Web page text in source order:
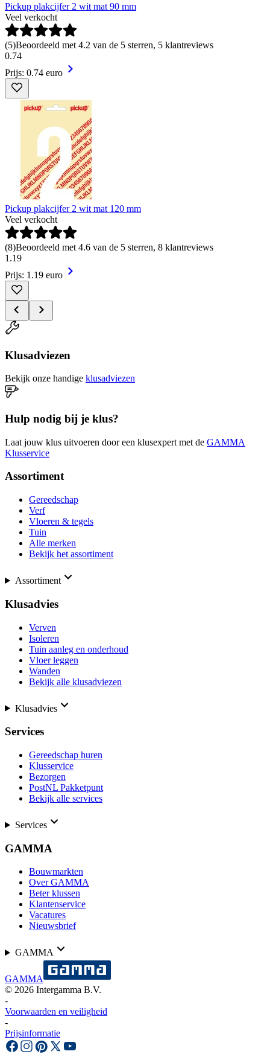
Pickup plakcijfer 2 wit mat 90 mm
Veel verkocht
(5)Beoordeeld met 4.2 van de 5 sterren, 5 klantreviews
0.74
Prijs: 0.74 euro
Pickup plakcijfer 2 wit mat 120 mm
Veel verkocht
(8)Beoordeeld met 4.6 van de 5 sterren, 8 klantreviews
1 .19
Prijs: 1.19 euro
Klusadviezen
Bekijk onze handige klusadviezen
Hulp nodig bij je klus?
Laat jouw klus uitvoeren door een klusexpert met de GAMMA
Klusservice
Assortiment
Gereedschap
Verf
Vloeren & tegels
Tuin
Alle merken
Bekijk het assortiment
Assortiment
Klusadvies
Verven
Isoleren
Tuin aanleg en onderhoud
Vloer leggen
Wanden
Bekijk alle klusadviezen
Klusadvies
Services
Gereedschap huren
Klusservice
Bezorgen
PostNL Pakketpunt
Bekijk alle services
Services
GAMMA
Bouwmarkten
Over GAMMA
Beter klussen
Klantenservice
Vacatures
Nieuwsbrief
GAMMA
GAMMA
© 2026 Intergamma B.V.
-
Voorwaarden en veiligheid
-
Prijsinformatie